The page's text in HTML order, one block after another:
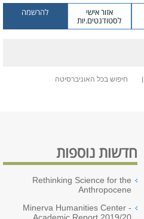
אזור אישי
לסטודנטים.יות
להרשמה
חיפוש בכל האוניברסיטה
חדשות נוספות
Rethinking Science for the
Anthropocene
Minerva Humanities Center -